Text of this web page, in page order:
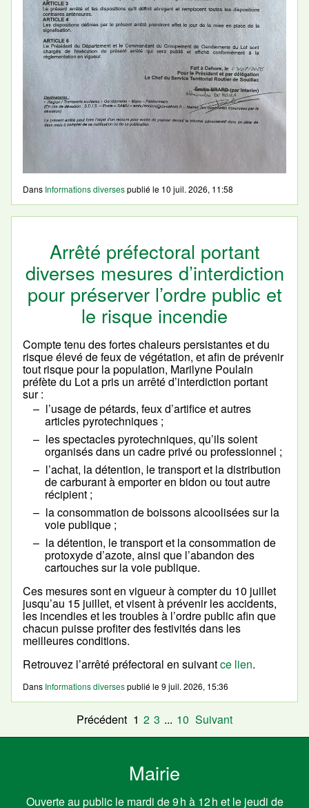
Dans Informations diversespublié le 10 juil. 2026, 11:58
Arrêté préfectoral portant
diverses mesures d’interdiction
pour préserver l’ordre public et
le risque incendie
Compte tenu des fortes chaleurs persistantes et du
risque élevé de feux de végétation, et afin de prévenir
tout risque pour la population, Marilyne Poulain
préfète du Lot a pris un arrêté d’interdiction portant
sur :
l’usage de pétards, feux d’artifice et autres
articles pyrotechniques ;
les spectacles pyrotechniques, qu’ils soient
organisés dans un cadre privé ou professionnel ;
l’achat, la détention, le transport et la distribution
de carburant à emporter en bidon ou tout autre
récipient ;
la consommation de boissons alcoolisées sur la
voie publique ;
la détention, le transport et la consommation de
protoxyde d’azote, ainsi que l’abandon des
cartouches sur la voie publique.
Ces mesures sont en vigueur à compter du 10 juillet
jusqu’au 15 juillet, et visent à prévenir les accidents,
les incendies et les troubles à l’ordre public afin que
chacun puisse profiter des festivités dans les
meilleures conditions.
Retrouvez l’arrêté préfectoral en suivantce lien.
Dans Informations diversespublié le9 juil. 2026, 15:36
Précédent 1 2 3 ... 10 Suivant
Mairie
Ouverte au public le mardi de 9 h à 12 h et le jeudi de